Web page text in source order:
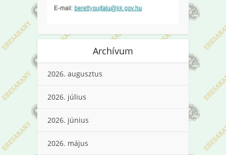
Archívum
2026. augusztus
2026. július
2026. június
2026. május